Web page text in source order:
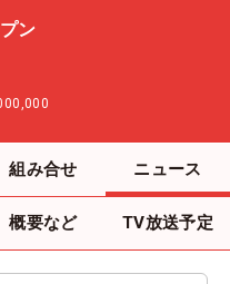
ン
組み合せ ニュース
概要など TV放送予定